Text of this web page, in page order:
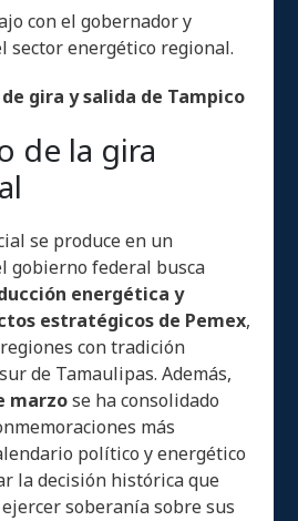
con el gobernador y
sector energético regional.
de gira y salida de Tampico
de la gira
se produce en un
gobierno federal busca
energética y
estratégicos de Pemex,
con tradición
de Tamaulipas. Además,
marzose ha consolidado
más
político y energético
la decisión histórica que
soberanía sobre sus